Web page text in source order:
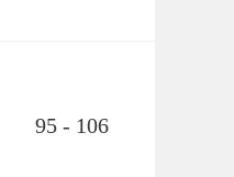
95 - 106